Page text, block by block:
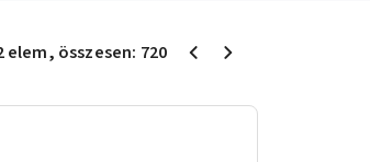
elem, összesen: 720